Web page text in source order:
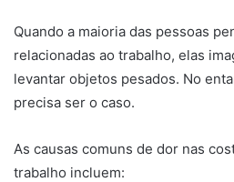
Quando a maioria das pessoas
relacionadas ao trabalho, elas
levantar objetos pesados. No
precisa ser o caso.
As causas comuns de dor nas
trabalho incluem: